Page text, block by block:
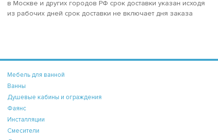
в Москве и других городов РФ срок доставки указан исходя
из рабочих дней срок доставки не включает дня заказа
Мебель для ванной
Ванны
Душевые кабины и ограждения
Фаянс
Инсталляции
Смесители